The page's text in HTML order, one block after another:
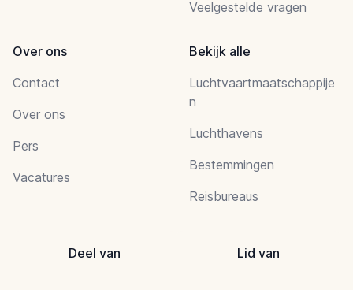
Veelgestelde vragen
Over ons
Contact
Over ons
Pers
Vacatures
Bekijk alle
Luchtvaartmaatschappije
n
Luchthavens
Bestemmingen
Reisbureaus
Deel van Lid van